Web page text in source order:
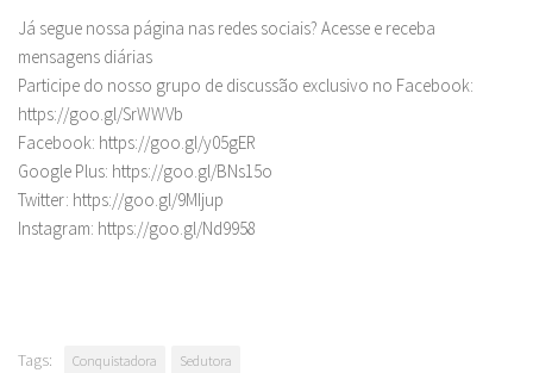
Já segue nossa página nas redes sociais? Acesse e receba
mensagens diárias
Participe do nosso grupo de discussão exclusivo no Facebook:
https://goo.gl/SrWWVb
Facebook: https://goo.gl/y05gER
Google Plus: https://goo.gl/BNs15o
Twitter: https://goo.gl/9MIjup
Instagram: https://goo.gl/Nd9958
Tags: Conquistadora Sedutora